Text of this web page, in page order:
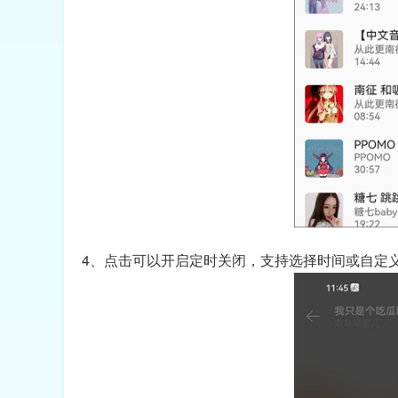
4、点击可以开启定时关闭，支持选择时间或自定